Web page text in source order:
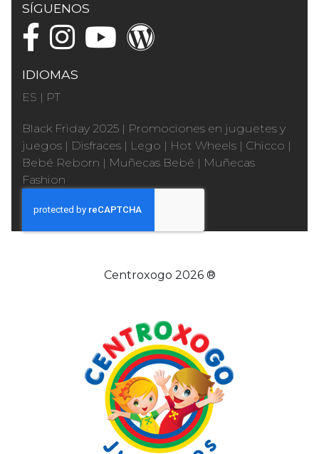
SÍGUENOS
IDIOMAS
ES | PT
Black Friday 2025 | Promociones en juguetes y
juegos | Disfraces | Lego | Hot Wheels | Chicco |
Bebé Reborn | Muñecas Bebé | Muñecas
Fashion
Centroxogo 2026 ®